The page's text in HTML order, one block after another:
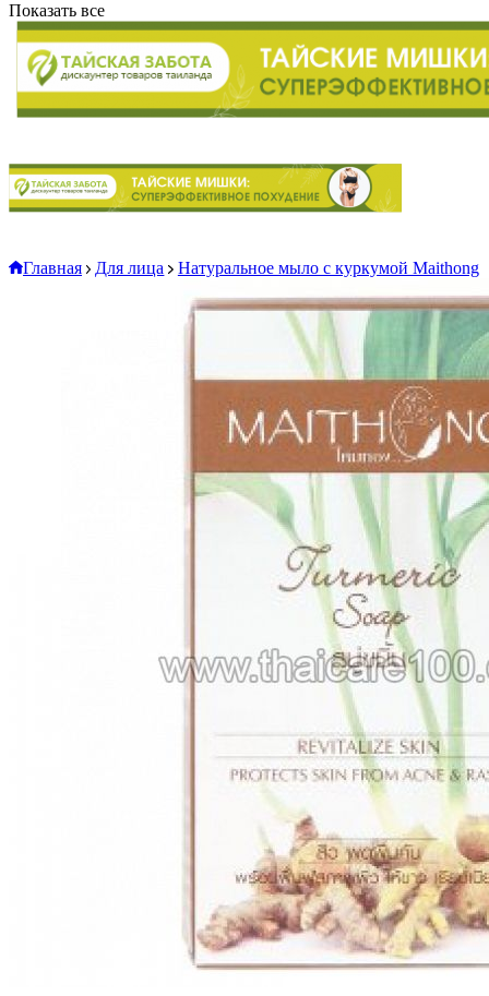
Показать все
Главная Для лица Натуральное мыло с куркумой Maithong